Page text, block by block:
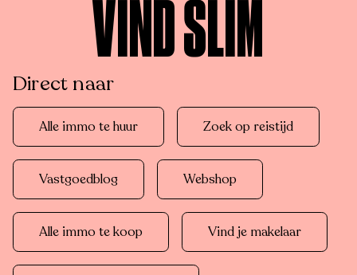
VIND SLIM
Direct naar
Alle immo te huur Zoek op reistijd
Vastgoedblog Webshop
Alle immo te koop Vind je makelaar